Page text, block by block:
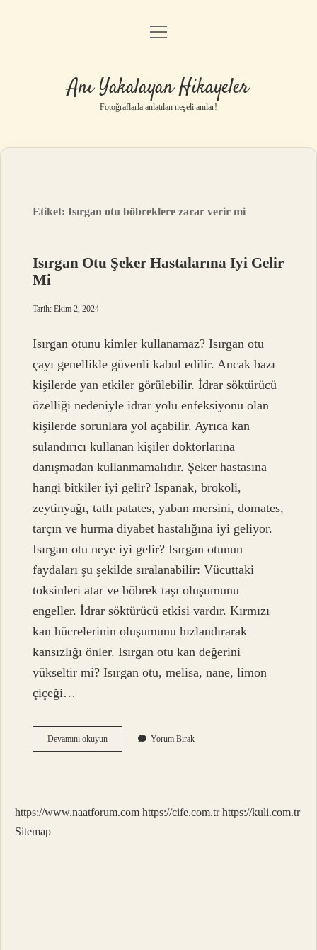
Anasayfa
Yasal Uyarı
menüyü
Anı Yakalayan Hikayeler
Fotoğraflarla anlatılan neşeli anılar!
Etiket:Isırgan otu böbreklere zarar verir mi
Isırgan Otu Şeker Hastalarına Iyi Gelir
Mi
Tarih: Ekim 2, 2024
Isırgan otunu kimler kullanamaz? Isırgan otu
çayı genellikle güvenli kabul edilir. Ancak bazı
kişilerde yan etkiler görülebilir. İdrar söktürücü
özelliği nedeniyle idrar yolu enfeksiyonu olan
kişilerde sorunlara yol açabilir. Ayrıca kan
sulandırıcı kullanan kişiler doktorlarına
danışmadan kullanmamalıdır. Şeker hastasına
hangi bitkiler iyi gelir? Ispanak, brokoli,
zeytinyağı, tatlı patates, yaban mersini, domates,
tarçın ve hurma diyabet hastalığına iyi geliyor.
Isırgan otu neye iyi gelir? Isırgan otunun
faydaları şu şekilde sıralanabilir: Vücuttaki
toksinleri atar ve böbrek taşı oluşumunu
engeller. İdrar söktürücü etkisi vardır. Kırmızı
kan hücrelerinin oluşumunu hızlandırarak
kansızlığı önler. Isırgan otu kan değerini
yükseltir mi? Isırgan otu, melisa, nane, limon
çiçeği…
Devamını okuyunIsırgan
Otu
Mi
Yorum Bırak
https://www.naatforum.com https://cife.com.tr https://kuli.com.tr
Sitemap